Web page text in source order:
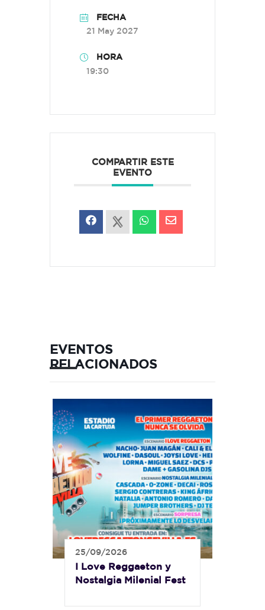
FECHA
21 May 2027
HORA
19:30
COMPARTIR ESTE
EVENTO
EVENTOS
RELACIONADOS
25/09/2026
I Love Reggaeton y
Nostalgia Milenial Fest